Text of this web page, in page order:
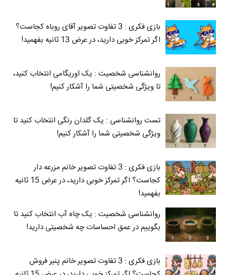
بازی فکری : 3 تفاوت تصویر آقای روباه کجاست؟
اگر تمرکز خوبی دارید، در عرض 13 ثانیه بفهمید!
روانشناسی شخصیت : یک اوریگامی انتخاب کنید،
تا ویژگی شخصیتی شما را آشکار کنیم!
تست روانشناسی : یک گلدان رنگی انتخاب کنید تا
ویژگی شخصیتی شما را آشکار کنیم!
بازی فکری : 3 تفاوت تصویر خانم مزرعه دار
کجاست؟ اگر تمرکز خوبی دارید، در عرض 15 ثانیه
بفهمید!
روانشناسی شخصیت : یک چاه آب انتخاب کنید تا
بگوییم در عمق احساسات چه شخصیتی دارید!
بازی فکری : 3 تفاوت تصویر خانم پنیر فروش